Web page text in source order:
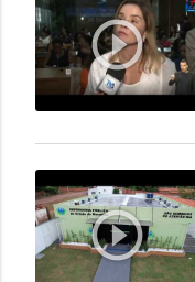
play_circle_outline
play_circle_outline